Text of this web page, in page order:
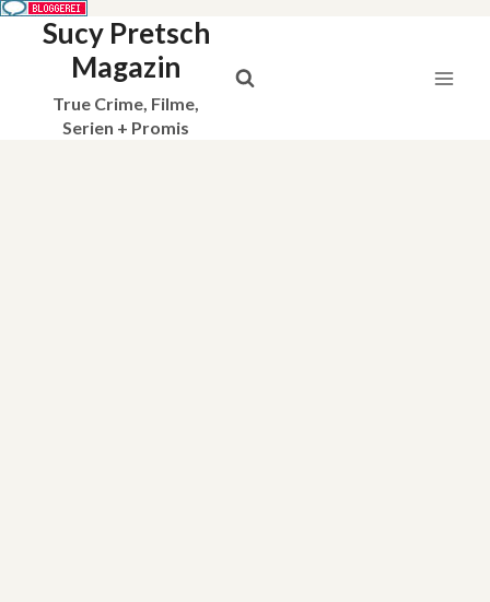
Sucy Pretsch
Magazin
True Crime, Filme,
Serien + Promis